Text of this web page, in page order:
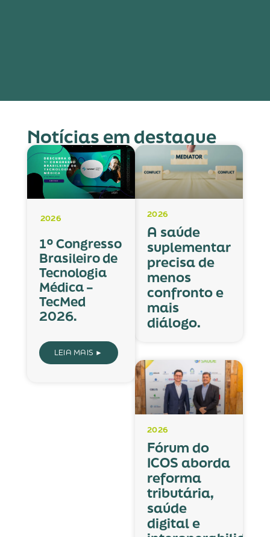
Notícias em destaque
2026
A saúde
suplementar
precisa de
menos
confronto e
mais
diálogo.
2026
Fórum do
ICOS aborda
reforma
tributária,
saúde
digital e
2026
1º Congresso
Brasileiro de
Tecnologia
Médica –
TecMed
2026.
LEIA MAIS ►